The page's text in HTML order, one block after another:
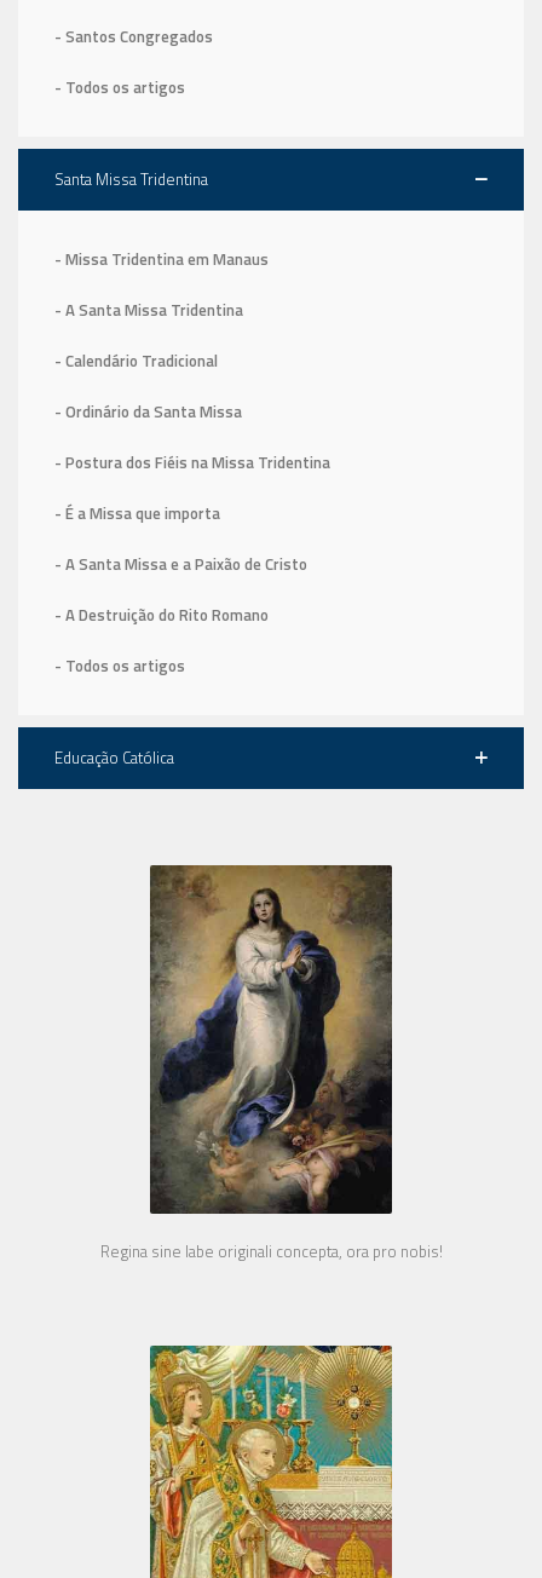
- Santos Congregados
- Todos os artigos
Santa Missa Tridentina
- Missa Tridentina em Manaus
- A Santa Missa Tridentina
- Calendário Tradicional
- Ordinário da Santa Missa
- Postura dos Fiéis na Missa Tridentina
- É a Missa que importa
- A Santa Missa e a Paixão de Cristo
- A Destruição do Rito Romano
- Todos os artigos
Educação Católica
Regina sine labe originali concepta, ora pro nobis!